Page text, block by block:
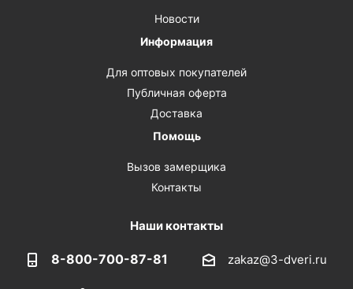
Новости
Информация
Для оптовых покупателей
Публичная оферта
Доставка
Помощь
Вызов замерщика
Контакты
Наши контакты
8-800-700-87-81 zakaz@3-dveri.ru